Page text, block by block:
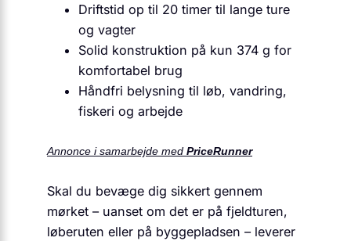
Driftstid op til 20 timer til lange ture
og vagter
Solid konstruktion på kun 374 g for
komfortabel brug
Håndfri belysning til løb, vandring,
fiskeri og arbejde
Annonce i samarbejde med PriceRunner
Skal du bevæge dig sikkert gennem
mørket – uanset om det er på fjeldturen,
løberuten eller på byggepladsen – leverer